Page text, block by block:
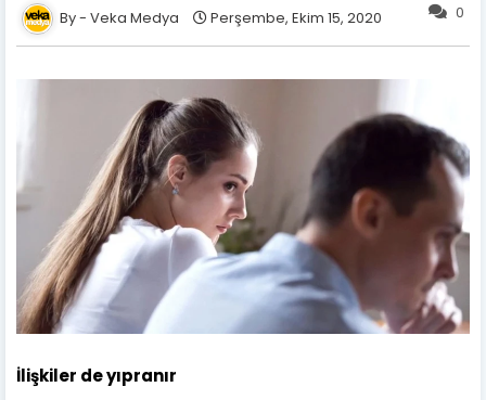
0
Veka Medya Perşembe, Ekim 15, 2020
İlişkiler de yıpranır